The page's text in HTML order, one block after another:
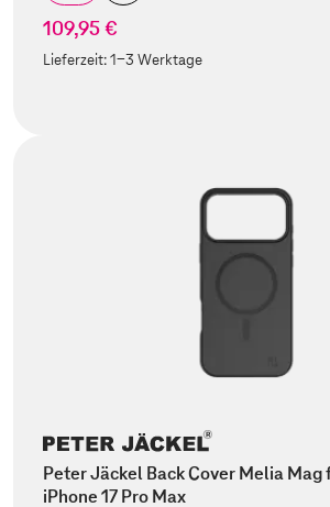
109,95 €
Lieferzeit:1-3 Werktage
Peter Jäckel Back Cover Melia Mag
iPhone 17 Pro Max